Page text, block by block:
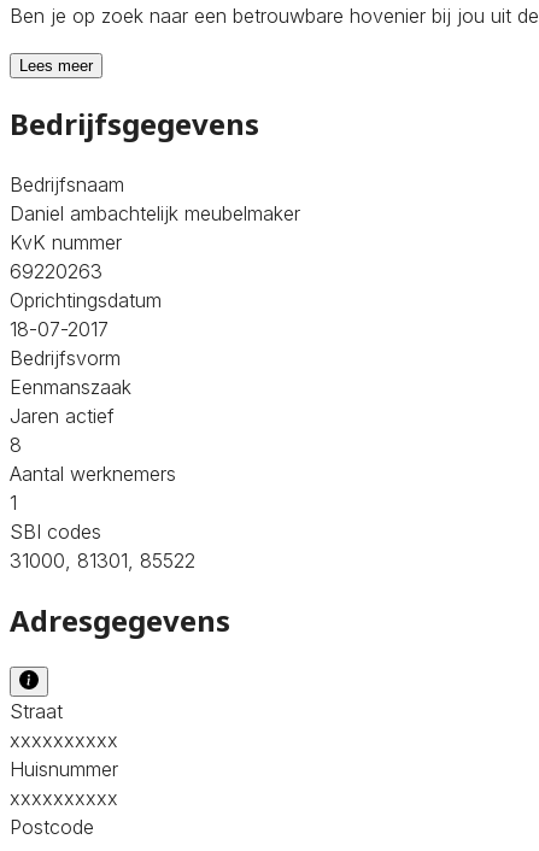
Ben je op zoek naar een betrouwbare hovenier bij jou uit
Lees meer
Bedrijfsgegevens
Bedrijfsnaam
Daniel ambachtelijk meubelmaker
KvK nummer
69220263
Oprichtingsdatum
18-07-2017
Bedrijfsvorm
Eenmanszaak
Jaren actief
8
Aantal werknemers
1
SBI codes
31000, 81301, 85522
Adresgegevens
Straat
xxxxxxxxxx
Huisnummer
xxxxxxxxxx
Postcode